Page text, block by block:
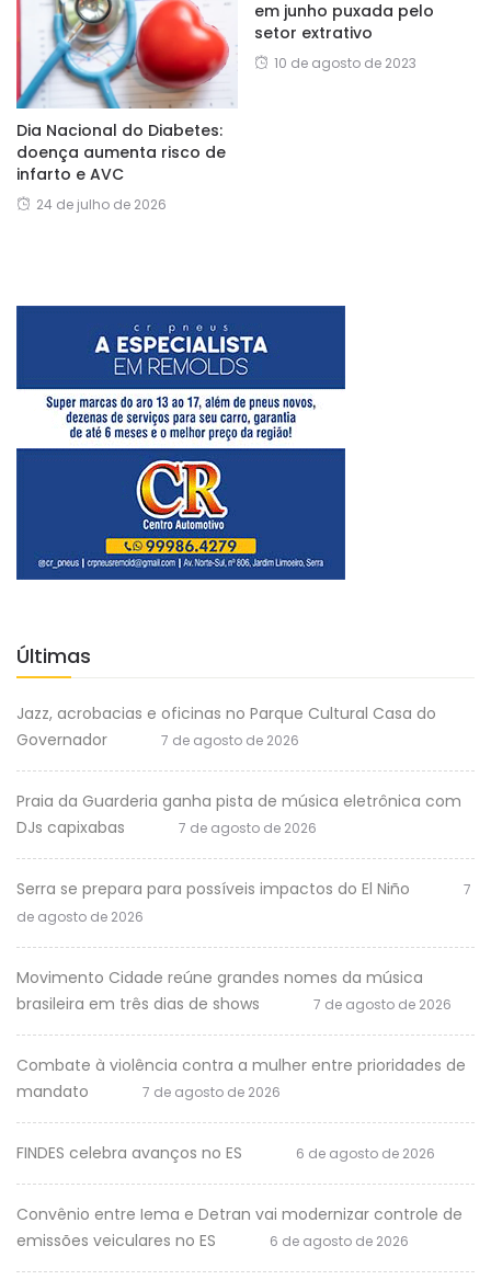
Dia Nacional do Diabetes:
doença aumenta risco de
infarto e AVC
24 de julho de 2026
em junho puxada pelo
setor extrativo
10 de agosto de 2023
Últimas
Jazz, acrobacias e oficinas no Parque Cultural Casa do
Governador
7 de agosto de 2026
Praia da Guarderia ganha pista de música eletrônica com
DJs capixabas
7 de agosto de 2026
Serra se prepara para possíveis impactos do El Niño
7
de agosto de 2026
Movimento Cidade reúne grandes nomes da música
brasileira em três dias de shows
7 de agosto de 2026
Combate à violência contra a mulher entre prioridades de
mandato
7 de agosto de 2026
FINDES celebra avanços no ES 6 de agosto de 2026
Convênio entre Iema e Detran vai modernizar controle de
emissões veiculares no ES
6 de agosto de 2026